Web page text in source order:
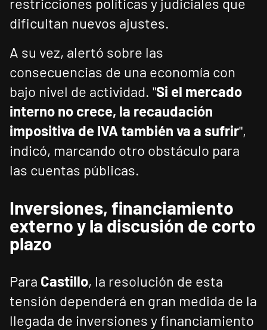
dificultan nuevos ajustes.
A su vez, alertó sobre las
consecuencias de una economía con
bajo nivel de actividad. "Si el mercado
interno no crece, la recaudación
impositiva de IVA también va a sufrir",
indicó, marcando otro obstáculo para
las cuentas públicas.
Inversiones, financiamiento
externo y la discusión de corto
plazo
Para Castillo, la resolución de esta
tensión dependerá en gran medida de la
llegada de inversiones y financiamiento